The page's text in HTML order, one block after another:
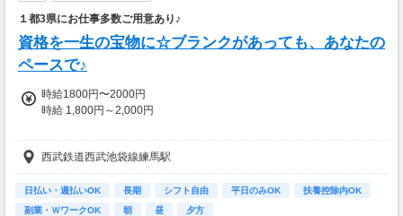
１都3県にお仕事多数ご用意あり♪
資格を一生の宝物に☆ブランクがあっても、あなたの
ペースで♪
時給1800円〜2000円
時給 1,800円～2,000円
交通費：全額支給
※派遣先・勤務条件・経験・能力などで
時給は変動します。
西武鉄道西武池袋線練馬駅
日払い・週払いOK 長期 シフト自由 平日のみOK
扶養控除内OK
副業・ＷワークOK
朝 昼 夕方